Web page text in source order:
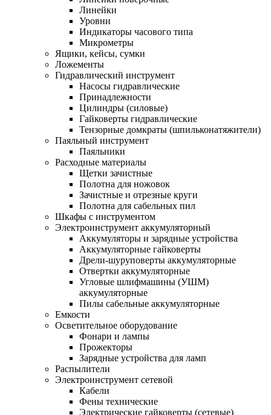
Линейки
Уровни
Индикаторы часового типа
Микрометры
Ящики, кейсы, сумки
Ложементы
Гидравлический инструмент
Насосы гидравлические
Принадлежности
Цилиндры (силовые)
Гайковерты гидравлические
Тензорные домкраты (шпильконатяжители)
Паяльный инструмент
Паяльники
Расходные материалы
Щетки зачистные
Полотна для ножовок
Зачистные и отрезные круги
Полотна для сабельных пил
Шкафы с инструментом
Электроинструмент аккумуляторный
Аккумуляторы и зарядные устройства
Аккумуляторные гайковерты
Дрели-шуруповерты аккумуляторные
Отвертки аккумуляторные
Угловые шлифмашины (УШМ)
аккумуляторные
Пилы сабельные аккумуляторные
Емкости
Осветительное оборудование
Фонари и лампы
Прожекторы
Зарядные устройства для ламп
Распылители
Электроинструмент сетевой
Кабели
Фены технические
Электрические гайковерты (сетевые)